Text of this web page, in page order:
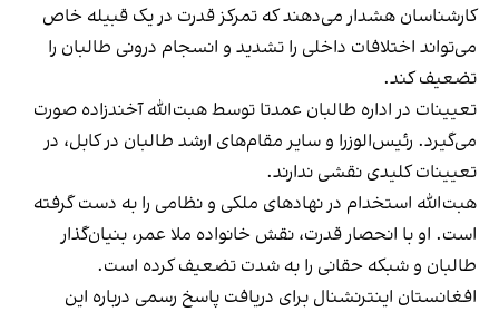
کارشناسان هشدار می‌دهند که تمرکز قدرت در یک قبیله خاص
می‌تواند اختلافات داخلی را تشدید و انسجام درونی طالبان را
تضعیف کند.
تعیینات در اداره طالبان عمدتا توسط هبت‌الله آخندزاده صورت
می‌گیرد. رئیس‌الوزرا و سایر مقام‌های ارشد طالبان در کابل، در
تعیینات کلیدی نقشی ندارند.
هبت‌الله استخدام در نهادهای ملکی و نظامی را به دست گرفته
است. او با انحصار قدرت، نقش خانواده ملا عمر، بنیا‌ن‌گذار
طالبان و شبکه حقانی را به شدت تضعیف کرده است.
افغانستان اینترنشنال برای دریافت پاسخ رسمی درباره این